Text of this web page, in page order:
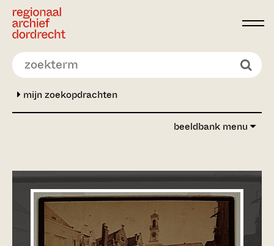
Ga direct naar de inhoud
mijn zoekopdrachten
beeldbank menu